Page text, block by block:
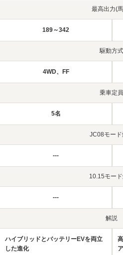
最高出力(
189～342
駆動方式
4WD、FF
乗車定員
5名
JC08モード
---
10.15モー
---
解説
ハイブリッドとバッテリーEVを両立
した進化